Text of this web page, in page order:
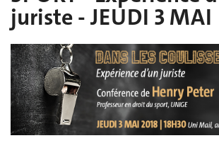
juriste - JEUDI 3 MAI